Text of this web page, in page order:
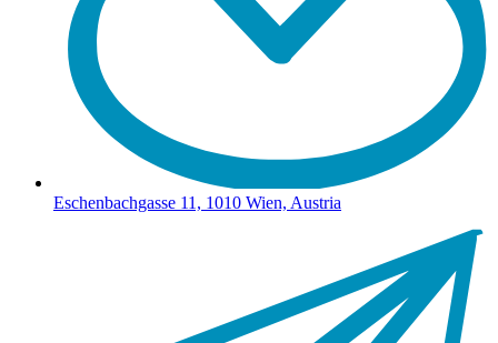
Eschenbachgasse 11, 1010 Wien, Austria